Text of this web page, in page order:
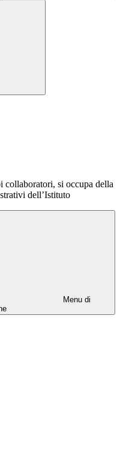
si occupa della
dell’Istituto
Menu di